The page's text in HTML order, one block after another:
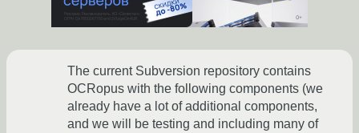
The current Subversion repository contains
OCRopus with the following components (we
already have a lot of additional components,
and we will be testing and including many of